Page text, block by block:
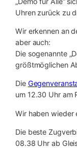
Uhren zurück zu
Wir erkennen an
aber auch:
Die sogenannte
größtmöglichen
Die
um 12.30 Uhr am
Wir haben wieder
Die beste
08.38 Uhr ab